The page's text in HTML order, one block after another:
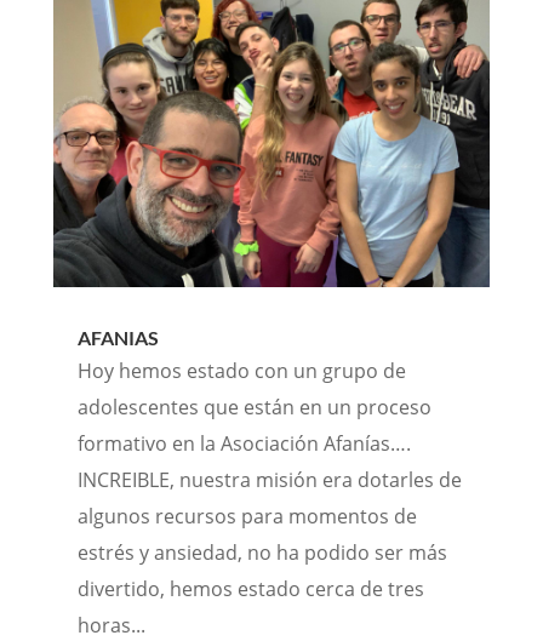
AFANIAS
Hoy hemos estado con un grupo de
adolescentes que están en un proceso
formativo en la Asociación Afanías….
INCREIBLE, nuestra misión era dotarles de
algunos recursos para momentos de
estrés y ansiedad, no ha podido ser más
divertido, hemos estado cerca de tres
horas...